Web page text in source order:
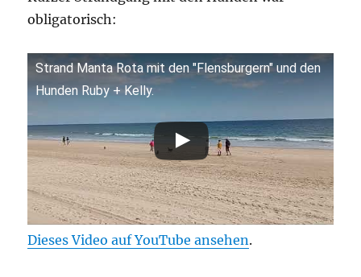
obligatorisch:
Strand Manta Rota mit den "Flensburgern" und den
Hunden Ruby + Kelly.
Dieses Video auf YouTube ansehen.